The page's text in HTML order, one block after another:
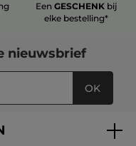
EenGESCHENK bij
elke bestelling*
nieuwsbrief
OK